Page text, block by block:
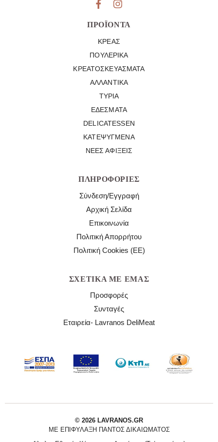
ΠΡΟΪΌΝΤΑ
ΚΡΈΑΣ
ΠΟΥΛΕΡΙΚΆ
ΚΡΕΑΤΟΣΚΕΥΆΣΜΑΤΑ
ΑΛΛΑΝΤΙΚΆ
ΤΥΡΙΆ
ΕΔΈΣΜΑΤΑ
DELICATESSEN
ΚΑΤΕΨΥΓΜΈΝΑ
ΝΈΕΣ ΑΦΊΞΕΙΣ
ΠΛΗΡΟΦΟΡΊΕΣ
Σύνδεση/Εγγραφή
Αρχική Σελίδα
Επικοινωνία
Πολιτική Απορρήτου
Πολιτική Cookies (ΕΕ)
ΣΧΕΤΙΚΆ ΜΕ ΕΜΆΣ
Προσφορές
Συνταγές
Εταιρεία- Lavranos DeliMeat
© 2026 LAVRANOS.GR
ΜΕ ΕΠΙΦΎΛΑΞΗ ΠΑΝΤΌΣ ΔΙΚΑΙΏΜΑΤΟΣ